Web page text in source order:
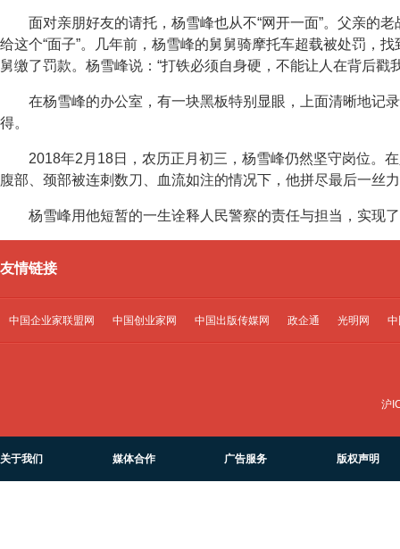
面对亲朋好友的请托，杨雪峰也从不“网开一面”。父亲的
给这个“面子”。几年前，杨雪峰的舅舅骑摩托车超载被处罚，
舅缴了罚款。杨雪峰说：“打铁必须自身硬，不能让人在背后戳
在杨雪峰的办公室，有一块黑板特别显眼，上面清晰地记
得。
2018年2月18日，农历正月初三，杨雪峰仍然坚守岗位。
腹部、颈部被连刺数刀、血流如注的情况下，他拼尽最后一丝
杨雪峰用他短暂的一生诠释人民警察的责任与担当，实现
友情链接
中国企业家联盟网 中国创业家网 中国出版传媒网 政企通 光明网
沪
关于我们 媒体合作 广告服务 版权声明